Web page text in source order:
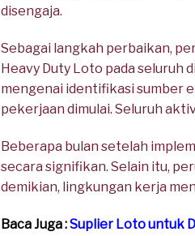
disengaja.
Sebagai langkah perbaikan,
Heavy Duty Loto pada seluruh
mengenai identifikasi sumber
pekerjaan dimulai. Seluruh
Beberapa bulan setelah
secara signifikan. Selain itu,
demikian, lingkungan kerja
Baca Juga :Suplier Loto untuk